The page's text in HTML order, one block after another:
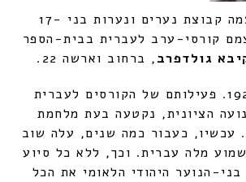
עבר" בחרה לעצמה קבוצת נערים ונערות בני 17-
קורסי-ערב לעברית בבית-הספר
גולדפרב, ברחוב וארשה 22.
היה זה בשנת 1924. פעילותם של הקורסים לעברית
הציונית, נקטעה בעת מלחמת
עכשיו, כעבור כמה שנים, עלה שוב
מלה עברית. וכך, ללא כל סיוע
בני-הנוער היהודי הלאומי את הכל